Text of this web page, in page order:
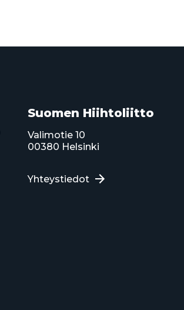
Suomen Hiihtoliitto
Valimotie 10
00380 Helsinki
Yhteystiedot